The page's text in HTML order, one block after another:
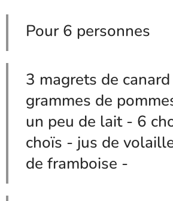
Pour 6 personnes
3 magrets de
grammes de
un peu de lait - 6
choïs - jus de
de framboise -